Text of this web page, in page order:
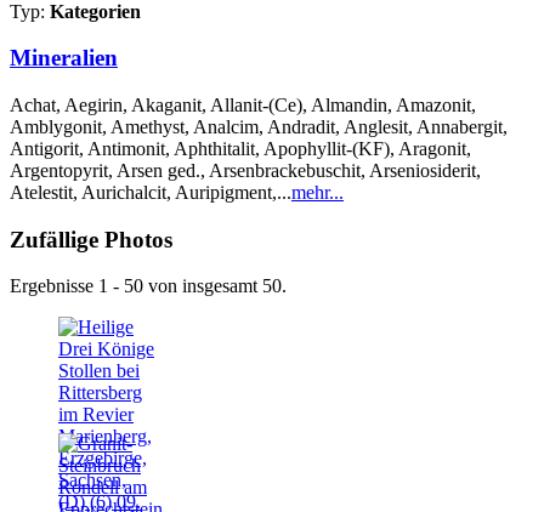
Typ: Kategorien
Mineralien
Achat, Aegirin, Akaganit, Allanit-(Ce), Almandin, Amazonit,
Amblygonit, Amethyst, Analcim, Andradit, Anglesit, Annabergit,
Antigorit, Antimonit, Aphthitalit, Apophyllit-(KF), Aragonit,
Argentopyrit, Arsen ged., Arsenbrackebuschit, Arseniosiderit,
Atelestit, Aurichalcit, Auripigment,...mehr...
Zufällige Photos
Ergebnisse 1 - 50 von insgesamt 50.